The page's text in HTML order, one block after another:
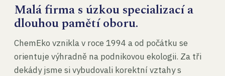
Malá firma s úzkou specializací a
dlouhou pamětí oboru.
ChemEko vznikla v roce 1994 a od počátku se
orientuje výhradně na podnikovou ekologii. Za tři
dekády jsme si vybudovali korektní vztahy s